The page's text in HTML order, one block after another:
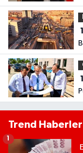
Trend Haberler
1